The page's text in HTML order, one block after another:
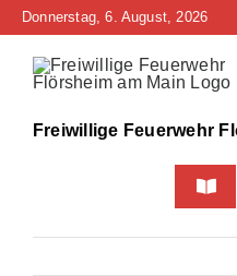
Zum
springen
Donnerstag, 6. August, 2026
Freiwillige Feuerwehr
Home